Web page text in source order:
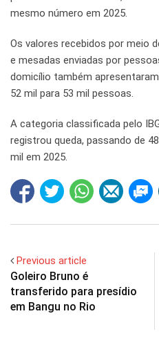
mesmo número em 2025.
Os valores recebidos por meio
e mesadas enviadas por
domicílio também
52 mil para 53 mil pessoas.
A categoria classificada pelo
registrou queda, passando de
mil em 2025.
Previous article
Goleiro Bruno é
transferido para presídio
em Bangu no Rio